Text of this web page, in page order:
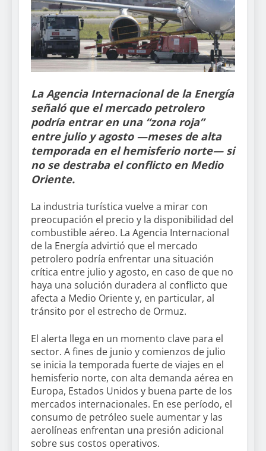
La Agencia Internacional de la Energía
señaló que el mercado petrolero
podría entrar en una “zona roja”
entre julio y agosto —meses de alta
temporada en el hemisferio norte— si
no se destraba el conflicto en Medio
Oriente.
La industria turística vuelve a mirar con
preocupación el precio y la disponibilidad del
combustible aéreo. La Agencia Internacional
de la Energía advirtió que el mercado
petrolero podría enfrentar una situación
crítica entre julio y agosto, en caso de que no
haya una solución duradera al conflicto que
afecta a Medio Oriente y, en particular, al
tránsito por el estrecho de Ormuz.
El alerta llega en un momento clave para el
sector. A fines de junio y comienzos de julio
se inicia la temporada fuerte de viajes en el
hemisferio norte, con alta demanda aérea en
Europa, Estados Unidos y buena parte de los
mercados internacionales. En ese período, el
consumo de petróleo suele aumentar y las
aerolíneas enfrentan una presión adicional
sobre sus costos operativos.